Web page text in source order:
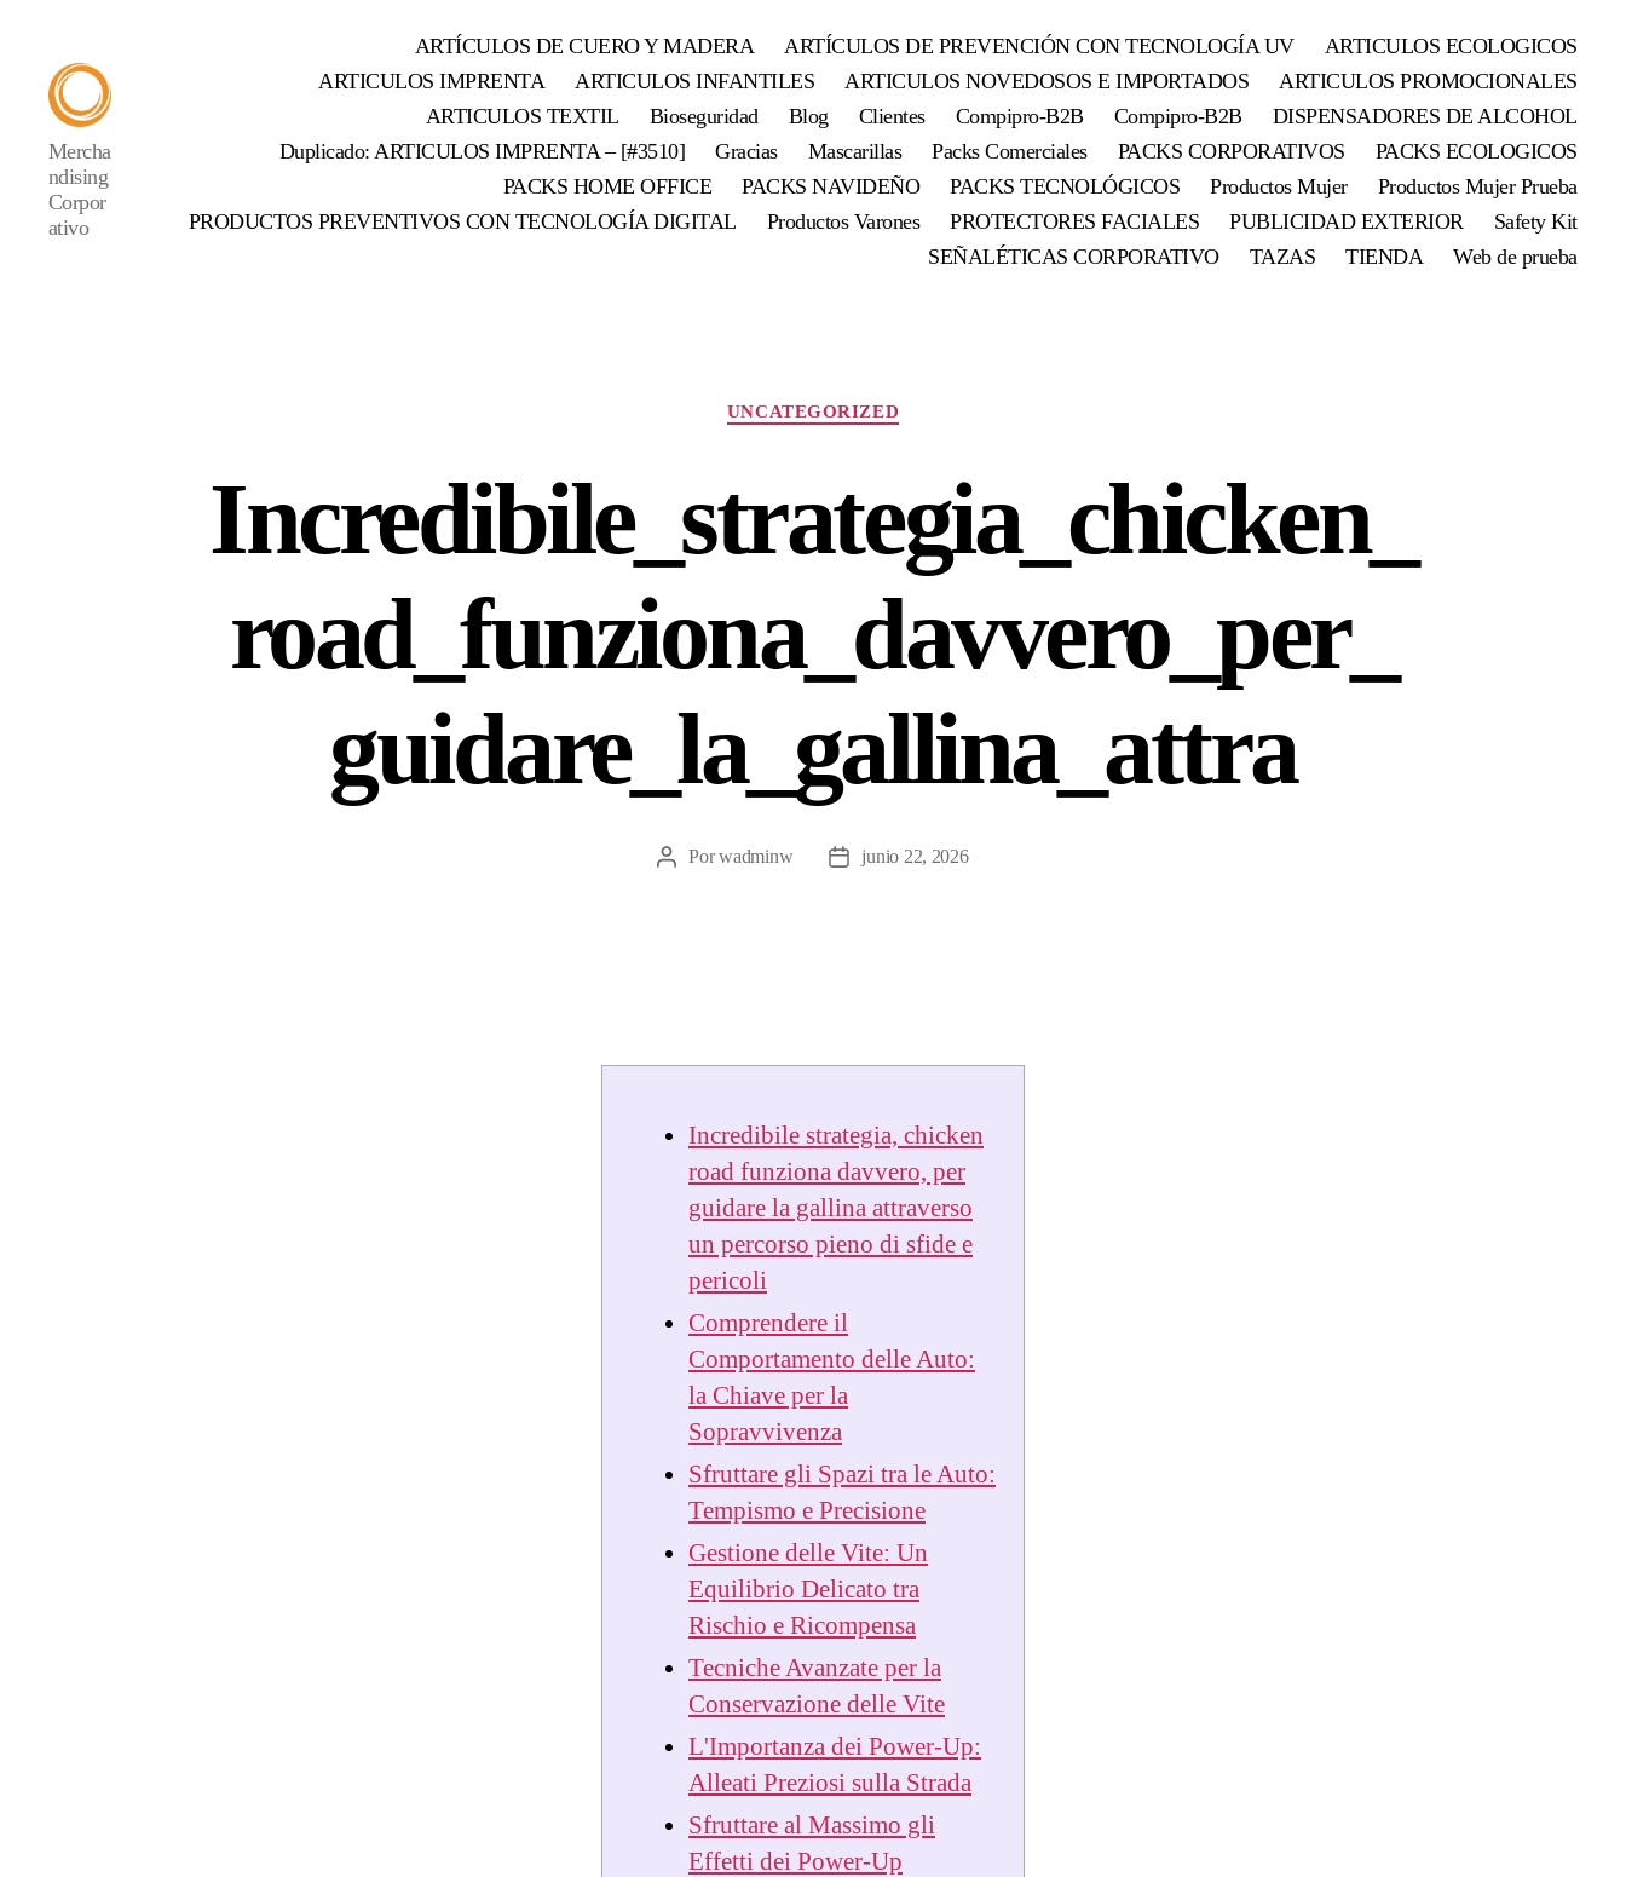
Mercha
ndising
Corpor
ativo
ARTÍCULOS DE CUERO Y MADERA ARTÍCULOS DE PREVENCIÓN CON TECNOLOGÍA UV
ARTICULOS ECOLOGICOS
ARTICULOS IMPRENTA
ARTICULOS INFANTILES ARTICULOS NOVEDOSOS E IMPORTADOS
ARTICULOS PROMOCIONALES
ARTICULOS TEXTIL
Bioseguridad Blog Clientes Compipro-B2B Compipro-B2B
DISPENSADORES DE ALCOHOL
Duplicado: ARTICULOS IMPRENTA – [#3510]
Gracias Mascarillas Packs Comerciales PACKS CORPORATIVOS
PACKS ECOLOGICOS
PACKS HOME OFFICE
PACKS NAVIDEÑO PACKS TECNOLÓGICOS Productos Mujer
Productos Mujer Prueba
PRODUCTOS PREVENTIVOS CON TECNOLOGÍA DIGITAL
Productos Varones PROTECTORES FACIALES PUBLICIDAD EXTERIOR
Safety Kit
SEÑALÉTICAS CORPORATIVO
TAZAS TIENDA Web de prueba
UNCATEGORIZED
Incredibile_strategia_chicken_
road_funziona_davvero_per_
guidare_la_gallina_attra
Porwadminw junio 22, 2026
Incredibile strategia, chicken
road funziona davvero, per
guidare la gallina attraverso
un percorso pieno di sfide e
pericoli
Comprendere il
Comportamento delle Auto:
la Chiave per la
Sopravvivenza
Sfruttare gli Spazi tra le Auto:
Tempismo e Precisione
Gestione delle Vite: Un
Equilibrio Delicato tra
Rischio e Ricompensa
Tecniche Avanzate per la
Conservazione delle Vite
L'Importanza dei Power-Up:
Alleati Preziosi sulla Strada
Sfruttare al Massimo gli
Effetti dei Power-Up